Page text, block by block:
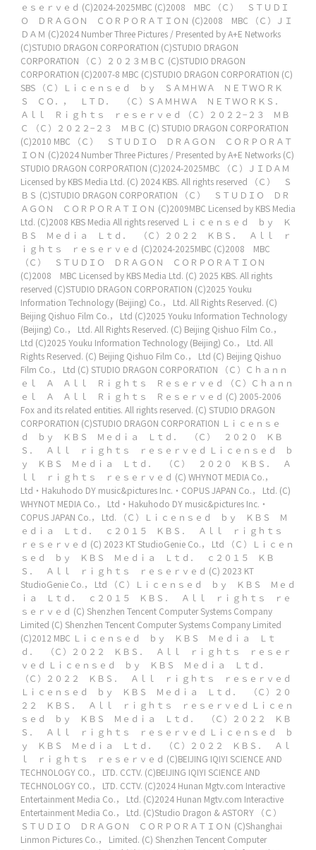
ｅｓｅｒｖｅｄ (C)2024-2025MBC (C)2008 MBC
（Ｃ） ＳＴＵＤＩ
Ｏ ＤＲＡＧＯＮ ＣＯＲＰＯＲＡＴＩＯＮ (C)2008 MBC
（Ｃ）ＪＩ
ＤＡＭ (C)2024 Number Three Pictures / Presented by A+E Networks
(C)STUDIO DRAGON CORPORATION (C)STUDIO DRAGON
CORPORATION
（Ｃ）２０２３ＭＢＣ (C)STUDIO DRAGON
CORPORATION (C)2007-8 MBC (C)STUDIO DRAGON CORPORATION (C)
SBS
（Ｃ）Ｌｉｃｅｎｓｅｄ ｂｙ ＳＡＭＨＷＡ ＮＥＴＷＯＲＫ
Ｓ ＣＯ．， ＬＴＤ． （Ｃ）ＳＡＭＨＷＡ ＮＥＴＷＯＲＫＳ．
Ａｌｌ Ｒｉｇｈｔｓ ｒｅｓｅｒｖｅｄ
（Ｃ）２０２２−２３ ＭＢ
Ｃ
（Ｃ）２０２２−２３ ＭＢＣ (C) STUDIO DRAGON CORPORATION
(C)2010 MBC
（Ｃ） ＳＴＵＤＩＯ ＤＲＡＧＯＮ ＣＯＲＰＯＲＡＴ
ＩＯＮ (C)2024 Number Three Pictures / Presented by A+E Networks (C)
STUDIO DRAGON CORPORATION (C)2024-2025MBC
（Ｃ）ＪＩＤＡＭ
Licensed by KBS Media Ltd. (C) 2024 KBS. All rights reserved
（Ｃ） Ｓ
ＢＳ (C)STUDIO DRAGON CORPORATION
（Ｃ） ＳＴＵＤＩＯ ＤＲ
ＡＧＯＮ ＣＯＲＰＯＲＡＴＩＯＮ (C)2009MBC Licensed by KBS Media
Ltd. (C)2008 KBS Media All rights reserved Ｌｉｃｅｎｓｅｄ ｂｙ Ｋ
ＢＳ Ｍｅｄｉａ Ｌｔｄ． （Ｃ）２０２２ ＫＢＳ． Ａｌｌ ｒ
ｉｇｈｔｓ ｒｅｓｅｒｖｅｄ (C)2024-2025MBC (C)2008 MBC
（Ｃ） ＳＴＵＤＩＯ ＤＲＡＧＯＮ ＣＯＲＰＯＲＡＴＩＯＮ
(C)2008 MBC Licensed by KBS Media Ltd. (C) 2025 KBS. All rights
reserved (C)STUDIO DRAGON CORPORATION (C)2025 Youku
Information Technology (Beijing) Co.， Ltd. All Rights Reserved. (C)
Beijing Qishuo Film Co.， Ltd (C)2025 Youku Information Technology
(Beijing) Co.， Ltd. All Rights Reserved. (C) Beijing Qishuo Film Co.，
Ltd (C)2025 Youku Information Technology (Beijing) Co.， Ltd. All
Rights Reserved. (C) Beijing Qishuo Film Co.， Ltd (C) Beijing Qishuo
Film Co.， Ltd (C) STUDIO DRAGON CORPORATION
（Ｃ）Ｃｈａｎｎ
ｅｌ Ａ Ａｌｌ Ｒｉｇｈｔｓ Ｒｅｓｅｒｖｅｄ
（Ｃ）Ｃｈａｎｎ
ｅｌ Ａ Ａｌｌ Ｒｉｇｈｔｓ Ｒｅｓｅｒｖｅｄ (C) 2005-2006
Fox and its related entities. All rights reserved. (C) STUDIO DRAGON
CORPORATION (C)STUDIO DRAGON CORPORATION Ｌｉｃｅｎｓｅ
ｄ ｂｙ ＫＢＳ Ｍｅｄｉａ Ｌｔｄ． （Ｃ） ２０２０ ＫＢ
Ｓ． Ａｌｌ ｒｉｇｈｔｓ ｒｅｓｅｒｖｅｄ Ｌｉｃｅｎｓｅｄ ｂ
ｙ ＫＢＳ Ｍｅｄｉａ Ｌｔｄ． （Ｃ） ２０２０ ＫＢＳ． Ａ
ｌｌ ｒｉｇｈｔｓ ｒｅｓｅｒｖｅｄ (C) WHYNOT MEDIA Co.，
Ltd・Hakuhodo DY music&pictures Inc.・COPUS JAPAN Co.， Ltd. (C)
WHYNOT MEDIA Co.， Ltd・Hakuhodo DY music&pictures Inc.・
COPUS JAPAN Co.， Ltd.
（Ｃ）Ｌｉｃｅｎｓｅｄ ｂｙ ＫＢＳ Ｍ
ｅｄｉａ Ｌｔｄ． ｃ２０１５ ＫＢＳ． Ａｌｌ ｒｉｇｈｔｓ
ｒｅｓｅｒｖｅｄ (C) 2023 KT StudioGenie Co.， Ltd
（Ｃ）Ｌｉｃｅｎ
ｓｅｄ ｂｙ ＫＢＳ Ｍｅｄｉａ Ｌｔｄ． ｃ２０１５ ＫＢ
Ｓ． Ａｌｌ ｒｉｇｈｔｓ ｒｅｓｅｒｖｅｄ (C) 2023 KT
StudioGenie Co.， Ltd
（Ｃ）Ｌｉｃｅｎｓｅｄ ｂｙ ＫＢＳ Ｍｅｄ
ｉａ Ｌｔｄ． ｃ２０１５ ＫＢＳ． Ａｌｌ ｒｉｇｈｔｓ ｒｅ
ｓｅｒｖｅｄ (C) Shenzhen Tencent Computer Systems Company
Limited (C) Shenzhen Tencent Computer Systems Company Limited
(C)2012 MBC Ｌｉｃｅｎｓｅｄ ｂｙ ＫＢＳ Ｍｅｄｉａ Ｌｔ
ｄ． （Ｃ）２０２２ ＫＢＳ． Ａｌｌ ｒｉｇｈｔｓ ｒｅｓｅｒ
ｖｅｄ Ｌｉｃｅｎｓｅｄ ｂｙ ＫＢＳ Ｍｅｄｉａ Ｌｔｄ．
（Ｃ）２０２２ ＫＢＳ． Ａｌｌ ｒｉｇｈｔｓ ｒｅｓｅｒｖｅｄ
Ｌｉｃｅｎｓｅｄ ｂｙ ＫＢＳ Ｍｅｄｉａ Ｌｔｄ． （Ｃ）２０
２２ ＫＢＳ． Ａｌｌ ｒｉｇｈｔｓ ｒｅｓｅｒｖｅｄ Ｌｉｃｅｎ
ｓｅｄ ｂｙ ＫＢＳ Ｍｅｄｉａ Ｌｔｄ． （Ｃ）２０２２ ＫＢ
Ｓ． Ａｌｌ ｒｉｇｈｔｓ ｒｅｓｅｒｖｅｄ Ｌｉｃｅｎｓｅｄ ｂ
ｙ ＫＢＳ Ｍｅｄｉａ Ｌｔｄ． （Ｃ）２０２２ ＫＢＳ． Ａｌ
ｌ ｒｉｇｈｔｓ ｒｅｓｅｒｖｅｄ (C)BEIJING IQIYI SCIENCE AND
TECHNOLOGY CO.， LTD. CCTV. (C)BEIJING IQIYI SCIENCE AND
TECHNOLOGY CO.， LTD. CCTV. (C)2024 Hunan Mgtv.com Interactive
Entertainment Media Co.， Ltd. (C)2024 Hunan Mgtv.com Interactive
Entertainment Media Co.， Ltd. (C)Studio Dragon & ASTORY
（Ｃ）
ＳＴＵＤＩＯ ＤＲＡＧＯＮ ＣＯＲＰＯＲＡＴＩＯＮ (C)Shanghai
Linmon Pictures Co.， Limited. (C) Shenzhen Tencent Computer